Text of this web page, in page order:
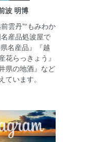
波 明博
雲丹”“もみわか
産品処波屋で
名産品』『越
花らっきょう』
県の地酒』など
ています。